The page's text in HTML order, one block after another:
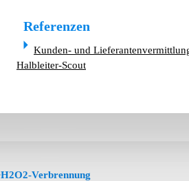
Referenzen
Kunden- und
Halbleiter-Scout
H2O2-Verbrennung